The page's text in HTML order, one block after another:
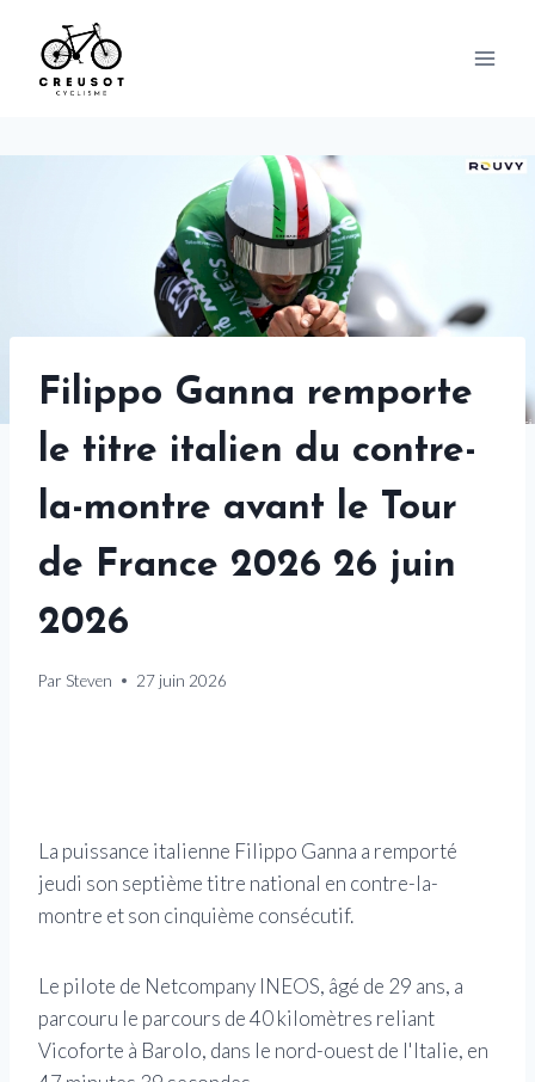
content
Filippo Ganna remporte
le titre italien du contre-
la-montre avant le Tour
de France 2026 26 juin
2026
Par Steven 27 juin 2026
La puissance italienne Filippo Ganna a remporté
jeudi son septième titre national en contre-la-
montre et son cinquième consécutif.
Le pilote de Netcompany INEOS, âgé de 29 ans, a
parcouru le parcours de 40 kilomètres reliant
Vicoforte à Barolo, dans le nord-ouest de l'Italie, en